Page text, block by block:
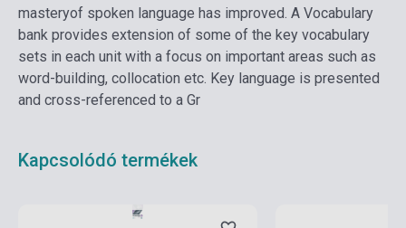
masteryof spoken language has improved. A Vocabulary
bank provides extension of some of the key vocabulary
sets in each unit with a focus on important areas such as
word-building, collocation etc. Key language is presented
and cross-referenced to a Gr
Kapcsolódó termékek